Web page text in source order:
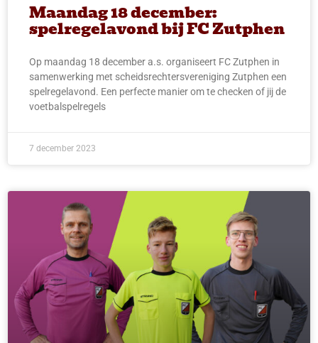
Maandag 18 december:
spelregelavond bij FC Zutphen
Op maandag 18 december a.s. organiseert FC Zutphen in
samenwerking met scheidsrechtersvereniging Zutphen een
spelregelavond. Een perfecte manier om te checken of jij de
voetbalspelregels
7 december 2023